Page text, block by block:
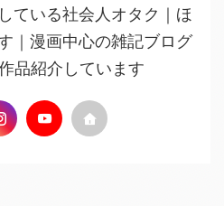
ている社会人オタク｜ほ
｜漫画中心の雑記ブログ
品紹介しています